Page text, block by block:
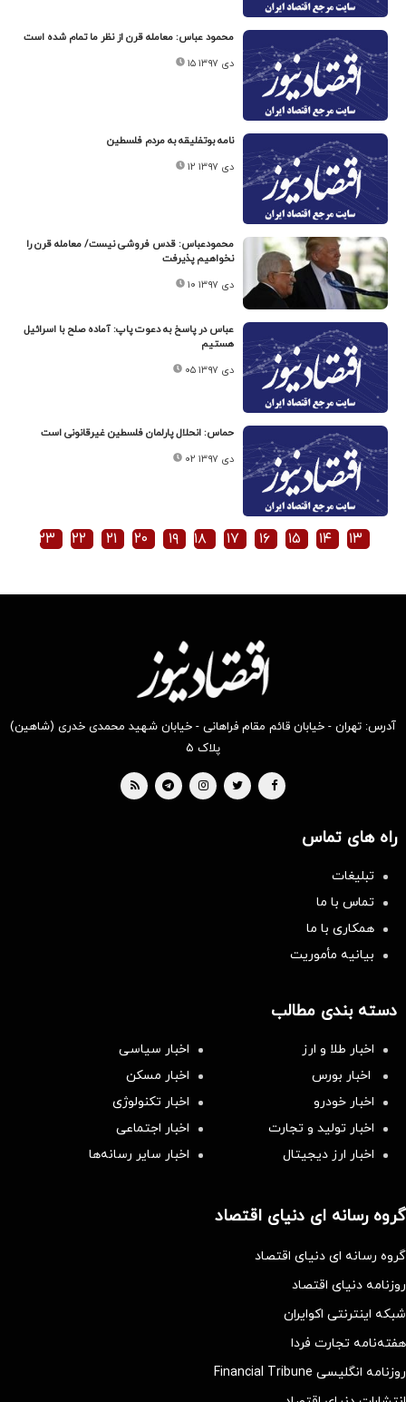
محمود عباس: معامله قرن از نظر ما تمام شده است
۱۵ دی ۱۳۹۷
نامه بوتفلیقه به مردم فلسطین
۱۲ دی ۱۳۹۷
محمودعباس: قدس فروشی نیست/ معامله قرن را
نخواهیم پذیرفت
۱۰ دی ۱۳۹۷
عباس در پاسخ به دعوت پاپ: آماده صلح با اسرائیل
هستیم
۰۵ دی ۱۳۹۷
حماس: انحلال پارلمان فلسطین غیرقانونی است
۰۲ دی ۱۳۹۷
۱۳ ۱۴ ۱۵ ۱۶ ۱۷ ۱۸ ۱۹ ۲۰ ۲۱ ۲۲ ۲۳
آدرس: تهران - خیابان قائم مقام فراهانی - خیابان شهید محمدی خدری (شاهین)
پلاک ۵
راه های تماس
تبلیغات
تماس با ما
همکاری با ما
بیانیه مأموریت
دسته بندی مطالب
اخبار طلا و ارز
اخبار سیاسی
اخبار بورس
اخبار مسکن
اخبار خودرو
اخبار تکنولوژی
اخبار تولید و تجارت
اخبار اجتماعی
اخبار ارز دیجیتال
اخبار سایر رسانه‌‌ها
گروه رسانه ای دنیای اقتصاد
گروه رسانه ای دنیای اقتصاد
روزنامه دنیای اقتصاد
شبکه اینترنتی اکوایران
هفته‌نامه تجارت فردا
روزنامه انگلیسی Financial Tribune